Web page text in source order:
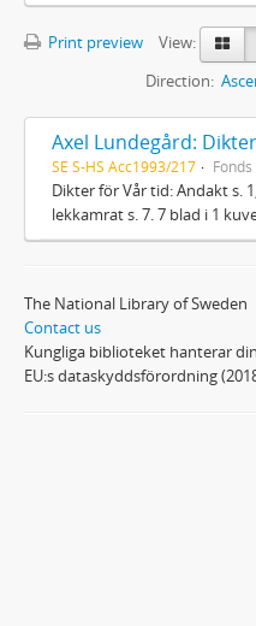
Print preview
View:
Direction:
Axel Lundegård:
SE S-HS Acc1993/217 Fonds
Dikter för Vår tid: Andakt s.
lekkamrat s. 7. 7 blad i 1
The National Library of Sweden
Contact us
Kungliga biblioteket hanterar
EU:s dataskyddsförordning